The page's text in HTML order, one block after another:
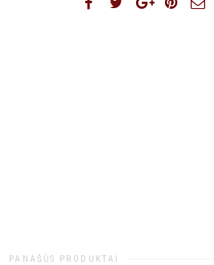
PANAŠŪS PRODUKTAI